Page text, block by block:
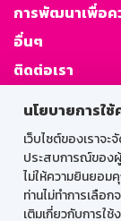
นโยบายการใ
เว็บไซต์ของเราจ
ประสบการณ์ของผู้
ไม่ให้ความยินยอม
ท่านไม่ทำการเลือ
เติมเกี่ยวกับการใช้
การพัฒนาเพื่อค
อื่นๆ
ติดต่อเรา